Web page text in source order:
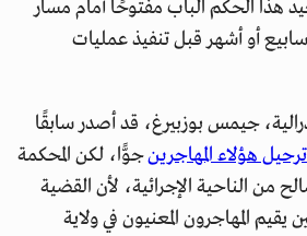
هذا الحكم الباب مفتوحًا أمام مسار
أو أشهر قبل تنفيذ عمليات
جيمس بوزبيرغ، قد أصدر سابقًا
هؤلاء المهاجرينجوًّا، لكن المحكمة
من الناحية الإجرائية، لأن القضية
المهاجرون المعنيون في ولاية